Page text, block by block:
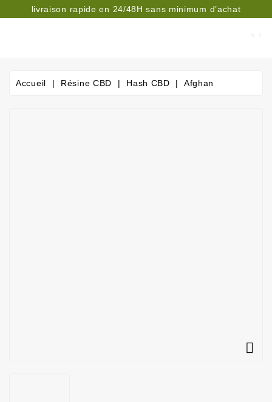
livraison rapide en 24/48H sans minimum d’achat
CATÉGORIE
Accueil Résine CBD Hash CBD Afghan
